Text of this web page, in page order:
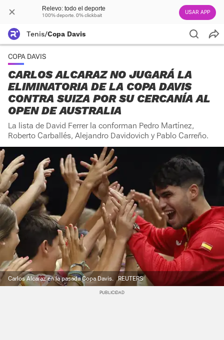
Relevo: todo el deporte
100% deporte. 0% clickbait USAR APP
Tenis/Copa Davis
COPA DAVIS
CARLOS ALCARAZ NO JUGARÁ LA
ELIMINATORIA DE LA COPA DAVIS
CONTRA SUIZA POR SU CERCANÍA AL
OPEN DE AUSTRALIA
La lista de David Ferrer la conforman Pedro Martínez,
Roberto Carballés, Alejandro Davidovich y Pablo Carreño.
Carlos Alcaraz en la pasada Copa Davis. REUTERS